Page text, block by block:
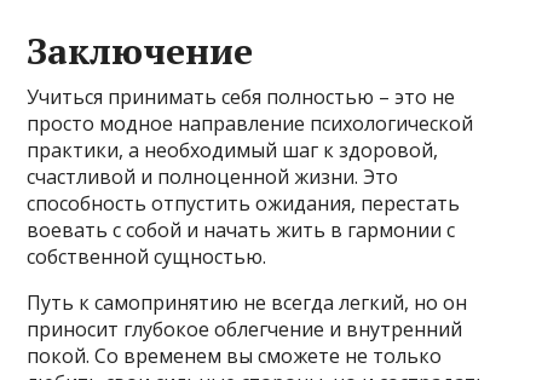
Заключение
Учиться принимать себя полностью – это не
просто модное направление психологической
практики, а необходимый шаг к здоровой,
счастливой и полноценной жизни. Это
способность отпустить ожидания, перестать
воевать с собой и начать жить в гармонии с
собственной сущностью.
Путь к самопринятию не всегда легкий, но он
приносит глубокое облегчение и внутренний
покой. Со временем вы сможете не только